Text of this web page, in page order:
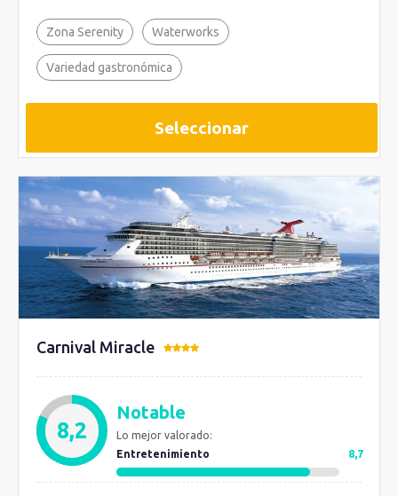
Zona Serenity Waterworks
Variedad gastronómica
Seleccionar
Carnival Miracle
8,2
Notable
Lo mejor valorado:
Entretenimiento
8,7